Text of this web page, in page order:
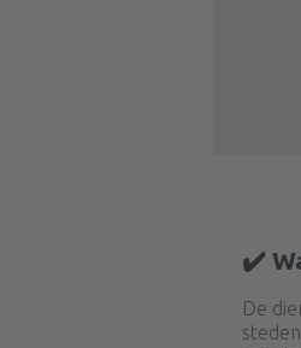
✔️
De